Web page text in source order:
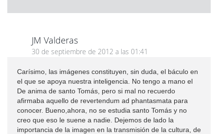
JM Valderas
30 de septiembre de 2012 a las 01:41
Carísimo, las imágenes constituyen, sin duda, el báculo en
el que se apoya nuestra inteligencia. No tengo a mano el
De anima de santo Tomás, pero si mal no recuerdo
afirmaba aquello de revertendum ad phantasmata para
conocer. Bueno,ahora, no se estudia santo Tomás y no
creo que eso le suene a nadie. Dejemos de lado la
importancia de la imagen en la transmisión de la cultura, de